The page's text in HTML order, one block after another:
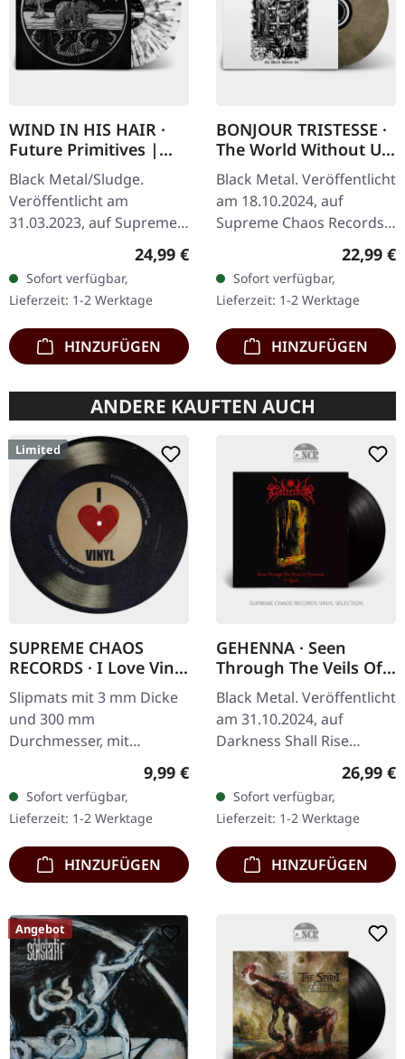
WIND IN HIS HAIR ·
Future Primitives |
SPLATTER LP
Black Metal/Sludge.
Veröffentlicht am
31.03.2023, auf Supreme
Chaos Records. SCR-
exklusives Ultra Clear
Vinyl mit schwarzen und
weißen Splattern mit…
Regulärer Preis:
24,99 €
Sofort verfügbar,
Lieferzeit: 1-2 Werktage
HINZUFÜGEN
BONJOUR TRISTESSE ·
The World Without Us
| ECO RECYCLE LP
Black Metal. Veröffentlicht
am 18.10.2024, auf
Supreme Chaos Records.
Eco Recycle Vinyl mit
Insert, die Farbe kann
variieren, limitiert auf
100…
22,99 €
Sofort verfügbar,
Lieferzeit: 1-2 Werktage
HINZUFÜGEN
ANDERE KAUFTEN AUCH
Limited
SUPREME CHAOS
RECORDS · I Love Vinyl
| SLIPMAT
Slipmats mit 3 mm Dicke
und 300 mm
Durchmesser, mit
unserem beliebten "I Love
Vinyl" Aufdruck, optisch
wie eine LP aufgemacht.
Zweite Auflage…
Regulärer Preis:
9,99 €
Sofort verfügbar,
Lieferzeit: 1-2 Werktage
HINZUFÜGEN
GEHENNA · Seen
Through The Veils Of
Darkness | BLACK LP
Black Metal. Veröffentlicht
am 31.10.2024, auf
Darkness Shall Rise
Productions. Schwarzes
Vinyl. Das verehrte Album
"Seen Through The Veils
Of…
26,99 €
Sofort verfügbar,
Lieferzeit: 1-2 Werktage
HINZUFÜGEN
Angebot